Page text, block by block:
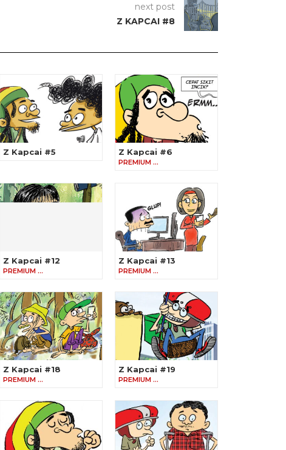
next post
Z KAPCAI #8
Z Kapcai #5 Z Kapcai #6
PREMIUM …
Z Kapcai #12
PREMIUM …
Z Kapcai #13
PREMIUM …
Z Kapcai #18
PREMIUM …
Z Kapcai #19
PREMIUM …